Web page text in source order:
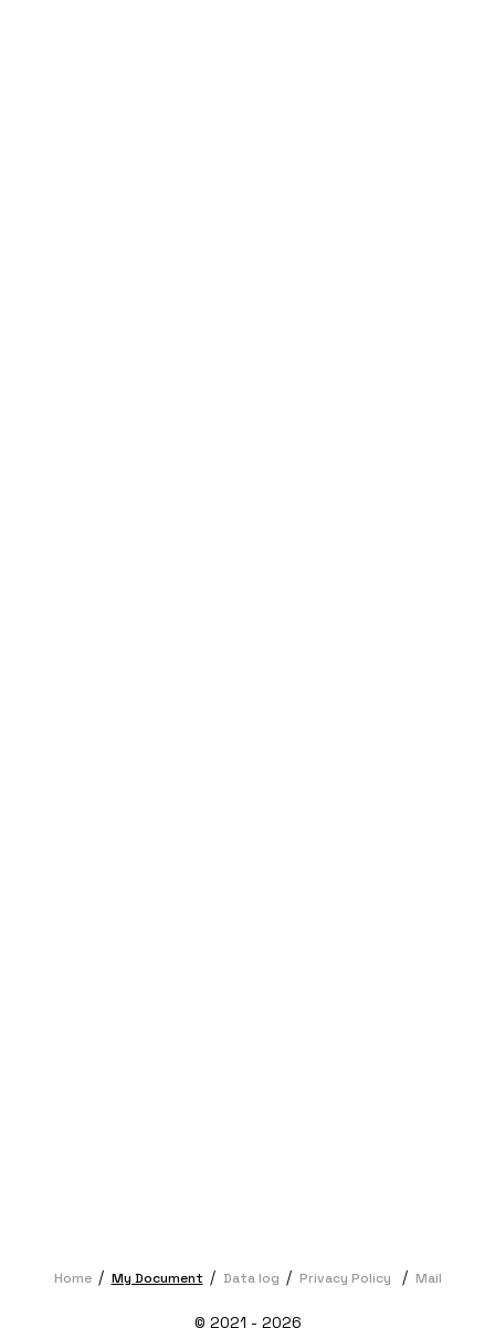
Home My Document Data log Privacy Policy Mail
© 2021 - 2026